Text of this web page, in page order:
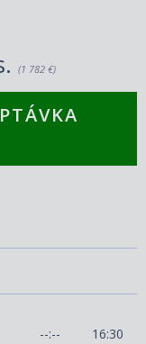
(1 782 €)
--:-- 16:30